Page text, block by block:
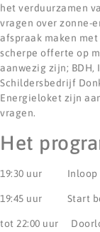
het verduurzamen
vragen over zonne-
afspraak maken
scherpe offerte op
aanwezig zijn; BDH,
Schildersbedrijf
Energieloket zijn
vragen.
Het
19:30 uur Inloop
19:45 uur Start
tot 22:00 uur